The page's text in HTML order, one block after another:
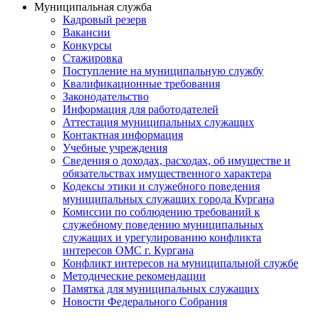
Муниципальная служба
Кадровый резерв
Вакансии
Конкурсы
Стажировка
Поступление на муниципальную службу
Квалификационные требования
Законодательство
Информация для работодателей
Аттестация муниципальных служащих
Контактная информация
Учебные учреждения
Сведения о доходах, расходах, об имуществе и
обязательствах имущественного характера
Кодексы этики и служебного поведения
муниципальных служащих города Кургана
Комиссии по соблюдению требований к
служебному поведению муниципальных
служащих и урегулированию конфликта
интересов ОМС г. Кургана
Конфликт интересов на муниципальной службе
Методические рекомендации
Памятка для муниципальных служащих
Новости Федерального Cобрания